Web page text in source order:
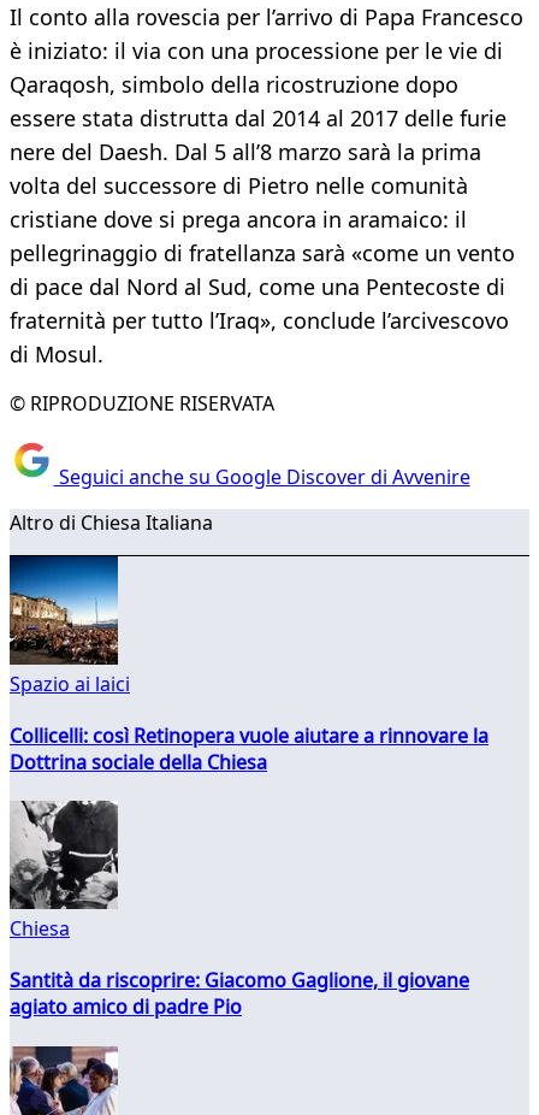
Il conto alla rovescia per l’arrivo di Papa Francesco
è iniziato: il via con una processione per le vie di
Qaraqosh, simbolo della ricostruzione dopo
essere stata distrutta dal 2014 al 2017 delle furie
nere del Daesh. Dal 5 all’8 marzo sarà la prima
volta del successore di Pietro nelle comunità
cristiane dove si prega ancora in aramaico: il
pellegrinaggio di fratellanza sarà «come un vento
di pace dal Nord al Sud, come una Pentecoste di
fraternità per tutto l’Iraq», conclude l’arcivescovo
di Mosul.
© RIPRODUZIONE RISERVATA
Seguici anche su Google Discover di Avvenire
Altro di Chiesa Italiana
Spazio ai laici
Collicelli: così Retinopera vuole aiutare a rinnovare la
Dottrina sociale della Chiesa
Chiesa
Santità da riscoprire: Giacomo Gaglione, il giovane
agiato amico di padre Pio